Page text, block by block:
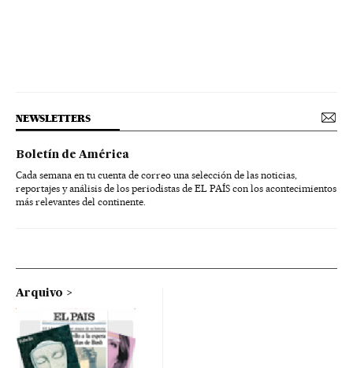
NEWSLETTERS
Boletín de América
Cada semana en tu cuenta de correo una selección de las noticias,
reportajes y análisis de los periodistas de EL PAÍS con los acontecimientos
más relevantes del continente.
Arquivo